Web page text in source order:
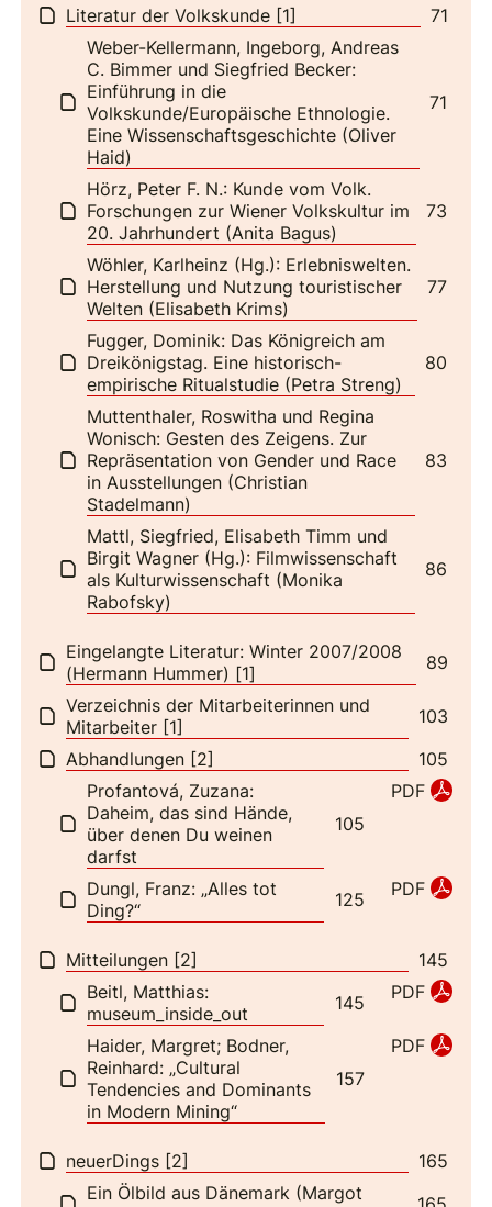
71
Literatur der Volkskunde [1]
71
Weber-Kellermann, Ingeborg, Andreas
C. Bimmer und Siegfried Becker:
Einführung in die
Volkskunde/Europäische Ethnologie.
Eine Wissenschaftsgeschichte (Oliver
Haid)
73
Hörz, Peter F. N.: Kunde vom Volk.
Forschungen zur Wiener Volkskultur im
20. Jahrhundert (Anita Bagus)
77
Wöhler, Karlheinz (Hg.): Erlebniswelten.
Herstellung und Nutzung touristischer
Welten (Elisabeth Krims)
80
Fugger, Dominik: Das Königreich am
Dreikönigstag. Eine historisch-
empirische Ritualstudie (Petra Streng)
83
Muttenthaler, Roswitha und Regina
Wonisch: Gesten des Zeigens. Zur
Repräsentation von Gender und Race
in Ausstellungen (Christian
Stadelmann)
86
Mattl, Siegfried, Elisabeth Timm und
Birgit Wagner (Hg.): Filmwissenschaft
als Kulturwissenschaft (Monika
Rabofsky)
89
Eingelangte Literatur: Winter 2007/2008
(Hermann Hummer) [1]
103
Verzeichnis der Mitarbeiterinnen und
Mitarbeiter [1]
105
Abhandlungen [2]
PDF
105
Profantová, Zuzana:
Daheim, das sind Hände,
über denen Du weinen
darfst
PDF
125
Dungl, Franz: „Alles tot
Ding?“
145
Mitteilungen [2]
PDF
145
Beitl, Matthias:
museum_inside_out
PDF
157
Haider, Margret; Bodner,
Reinhard: „Cultural
Tendencies and Dominants
in Modern Mining“
165
neuerDings [2]
Ein Ölbild aus Dänemark (Margot